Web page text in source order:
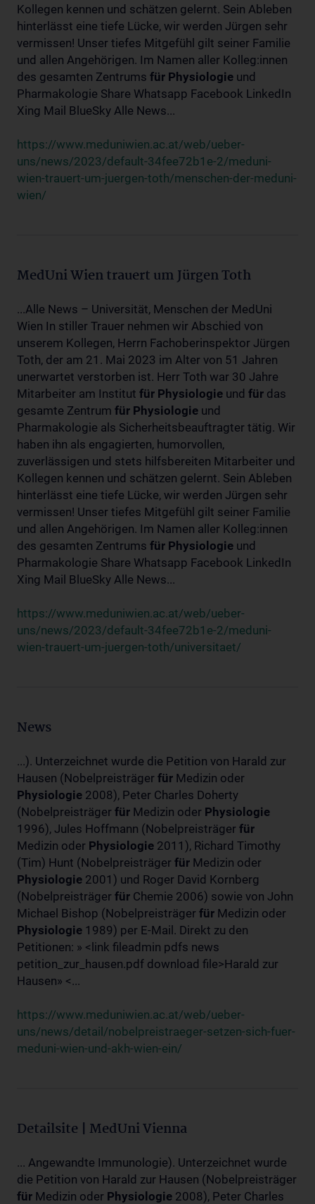
Kollegen kennen und schätzen gelernt. Sein Ableben
hinterlässt eine tiefe Lücke, wir werden Jürgen sehr
vermissen! Unser tiefes Mitgefühl gilt seiner Familie
und allen Angehörigen. Im Namen aller Kolleg:innen
des gesamten Zentrums für Physiologie und
Pharmakologie Share Whatsapp Facebook LinkedIn
Xing Mail BlueSky Alle News...
https://www.meduniwien.ac.at/web/ueber-
uns/news/2023/default-34fee72b1e-2/meduni-
wien-trauert-um-juergen-toth/menschen-der-meduni-
wien/
MedUni Wien trauert um Jürgen Toth
...Alle News – Universität, Menschen der MedUni
Wien In stiller Trauer nehmen wir Abschied von
unserem Kollegen, Herrn Fachoberinspektor Jürgen
Toth, der am 21. Mai 2023 im Alter von 51 Jahren
unerwartet verstorben ist. Herr Toth war 30 Jahre
Mitarbeiter am Institut für Physiologie und für das
gesamte Zentrum für Physiologie und
Pharmakologie als Sicherheitsbeauftragter tätig. Wir
haben ihn als engagierten, humorvollen,
zuverlässigen und stets hilfsbereiten Mitarbeiter und
Kollegen kennen und schätzen gelernt. Sein Ableben
hinterlässt eine tiefe Lücke, wir werden Jürgen sehr
vermissen! Unser tiefes Mitgefühl gilt seiner Familie
und allen Angehörigen. Im Namen aller Kolleg:innen
des gesamten Zentrums für Physiologie und
Pharmakologie Share Whatsapp Facebook LinkedIn
Xing Mail BlueSky Alle News...
https://www.meduniwien.ac.at/web/ueber-
uns/news/2023/default-34fee72b1e-2/meduni-
wien-trauert-um-juergen-toth/universitaet/
News
...). Unterzeichnet wurde die Petition von Harald zur
Hausen (Nobelpreisträger für Medizin oder
Physiologie 2008), Peter Charles Doherty
(Nobelpreisträger für Medizin oder Physiologie
1996), Jules Hoffmann (Nobelpreisträger für
Medizin oder Physiologie 2011), Richard Timothy
(Tim) Hunt (Nobelpreisträger für Medizin oder
Physiologie 2001) und Roger David Kornberg
(Nobelpreisträger für Chemie 2006) sowie von John
Michael Bishop (Nobelpreisträger für Medizin oder
Physiologie 1989) per E-Mail. Direkt zu den
Petitionen: » <link fileadmin pdfs news
petition_zur_hausen.pdf download file>Harald zur
Hausen» <...
https://www.meduniwien.ac.at/web/ueber-
uns/news/detail/nobelpreistraeger-setzen-sich-fuer-
meduni-wien-und-akh-wien-ein/
Detailsite | MedUni Vienna
... Angewandte Immunologie). Unterzeichnet wurde
die Petition von Harald zur Hausen (Nobelpreisträger
für Medizin oder Physiologie 2008), Peter Charles